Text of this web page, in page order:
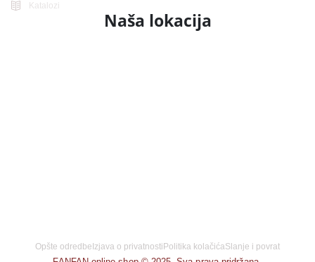
Katalozi
Naša lokacija
Opšte odredbe Izjava o privatnosti Politika kolačićaSlanje i povrat